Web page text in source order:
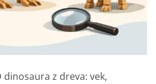
z dreva: vek,